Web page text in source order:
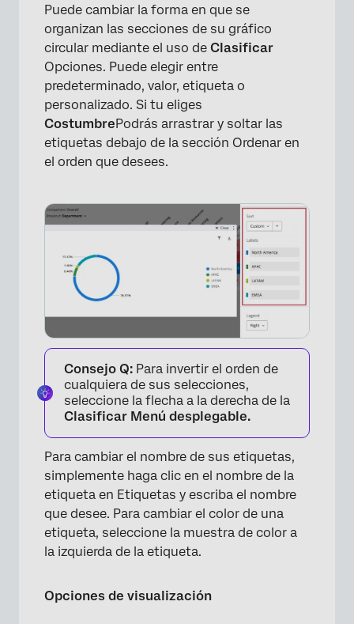
×
Puede cambiar la forma en que se
organizan las secciones de su gráfico
circular mediante el uso de Clasificar
Opciones. Puede elegir entre
predeterminado, valor, etiqueta o
personalizado. Si tu eliges
CostumbrePodrás arrastrar y soltar las
etiquetas debajo de la sección Ordenar en
el orden que desees.
Consejo Q: Para invertir el orden de
cualquiera de sus selecciones,
seleccione la flecha a la derecha de la
Clasificar Menú desplegable.
Para cambiar el nombre de sus etiquetas,
simplemente haga clic en el nombre de la
etiqueta en Etiquetas y escriba el nombre
que desee. Para cambiar el color de una
etiqueta, seleccione la muestra de color a
la izquierda de la etiqueta.
Opciones de visualización